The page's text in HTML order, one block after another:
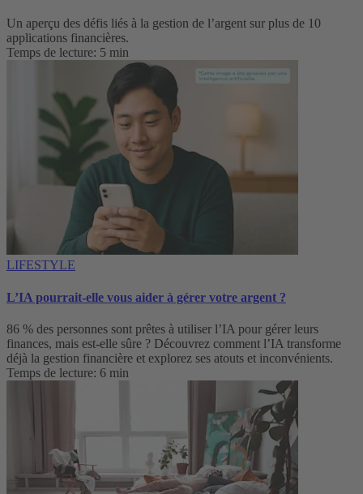
Un aperçu des défis liés à la gestion de l’argent sur plus de 10
applications financières.
Temps de lecture: 5 min
LIFESTYLE
L’IA pourrait-elle vous aider à gérer votre argent ?
86 % des personnes sont prêtes à utiliser l’IA pour gérer leurs
finances, mais est-elle sûre ? Découvrez comment l’IA transforme
déjà la gestion financière et explorez ses atouts et inconvénients.
Temps de lecture: 6 min